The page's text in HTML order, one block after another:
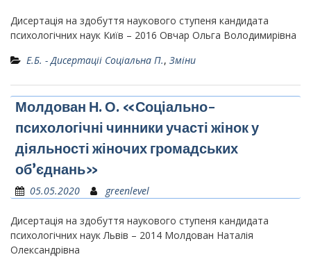
Дисертація на здобуття наукового ступеня кандидата
психологічних наук Київ – 2016 Овчар Ольга Володимирівна
Е.Б. - Дисертаціі Соціальна П., Зміни
Молдован Н. О. «Соціально-
психологічні чинники участі жінок у
діяльності жіночих громадських
об’єднань»
05.05.2020 greenlevel
Дисертація на здобуття наукового ступеня кандидата
психологічних наук Львів – 2014 Молдован Наталія
Олександрівна